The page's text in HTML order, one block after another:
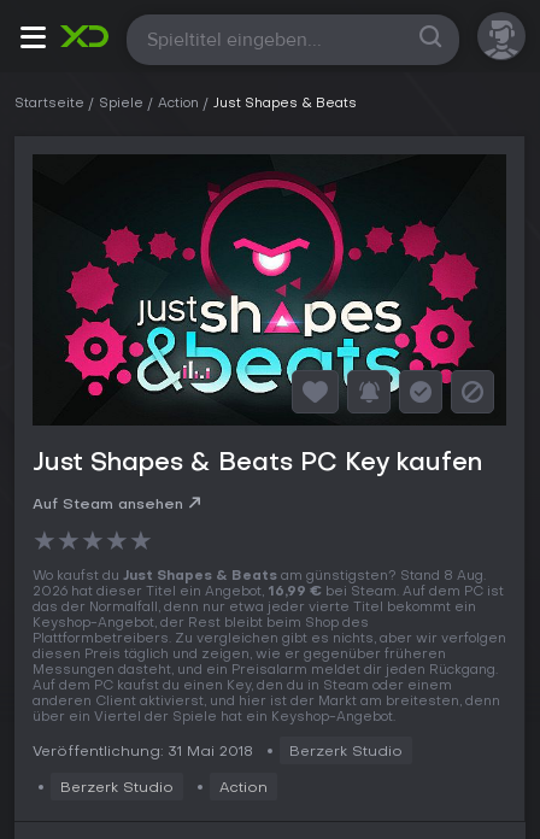
Alle
Startseite Spiele Action Just Shapes & Beats
Just Shapes & Beats PC Key kaufen
Auf Steam ansehen
★★★★★
Wo kaufst du Just Shapes & Beats am günstigsten? Stand 8 Aug.
2026 hat dieser Titel ein Angebot, 16,99 € bei Steam. Auf dem PC ist
das der Normalfall, denn nur etwa jeder vierte Titel bekommt ein
Keyshop-Angebot, der Rest bleibt beim Shop des
Plattformbetreibers. Zu vergleichen gibt es nichts, aber wir verfolgen
diesen Preis täglich und zeigen, wie er gegenüber früheren
Messungen dasteht, und ein Preisalarm meldet dir jeden Rückgang.
Auf dem PC kaufst du einen Key, den du in Steam oder einem
anderen Client aktivierst, und hier ist der Markt am breitesten, denn
über ein Viertel der Spiele hat ein Keyshop-Angebot.
Veröffentlichung: 31 Mai 2018 Berzerk Studio
Berzerk Studio Action